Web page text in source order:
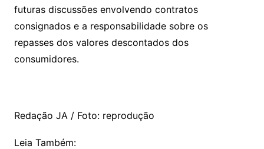
futuras discussões envolvendo contratos
consignados e a responsabilidade sobre os
repasses dos valores descontados dos
consumidores.
Redação JA / Foto: reprodução
Leia Também: